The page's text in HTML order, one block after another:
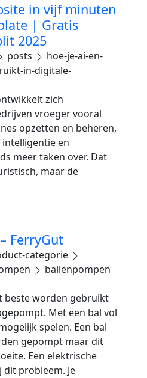
in vijf minuten
| Gratis
2025
posts
hoe-je-ai-en-
in-digitale-
zich
vroeger vooral
opzetten en beheren,
en
meer taken over. Dat
maar de
FerryGut
categorie
ballenpompen
beste worden gebruikt
Met een bal vol
spelen. Een bal
gepompt maar dit
Een elektrische
probleem. Je